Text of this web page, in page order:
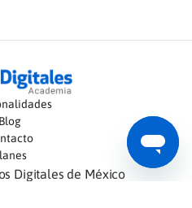
Blog
Digitales de México